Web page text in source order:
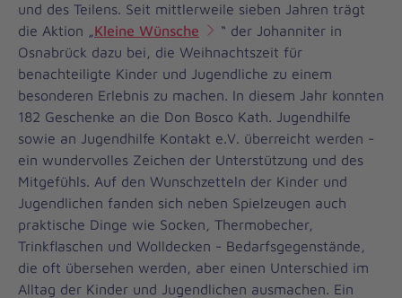
und des Teilens. Seit mittlerweile sieben Jahren trägt
die Aktion „ Kleine Wünsche
“ der Johanniter in
Osnabrück dazu bei, die Weihnachtszeit für
benachteiligte Kinder und Jugendliche zu einem
besonderen Erlebnis zu machen. In diesem Jahr konnten
182 Geschenke an die Don Bosco Kath. Jugendhilfe
sowie an Jugendhilfe Kontakt e.V. überreicht werden -
ein wundervolles Zeichen der Unterstützung und des
Mitgefühls. Auf den Wunschzetteln der Kinder und
Jugendlichen fanden sich neben Spielzeugen auch
praktische Dinge wie Socken, Thermobecher,
Trinkflaschen und Wolldecken - Bedarfsgegenstände,
die oft übersehen werden, aber einen Unterschied im
Alltag der Kinder und Jugendlichen ausmachen. Ein